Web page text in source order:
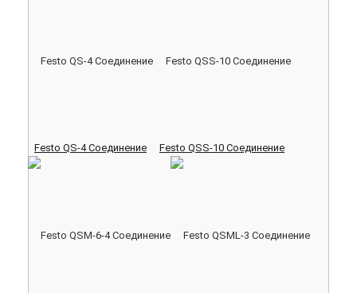
Festo QS-4 Соединение Festo QSS-10 Соединение